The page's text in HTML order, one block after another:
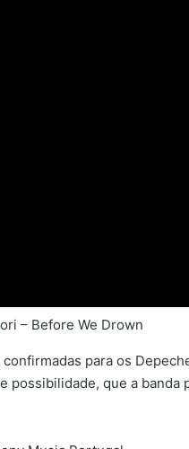
– Before We Drown
confirmadas para os
possibilidade, que a